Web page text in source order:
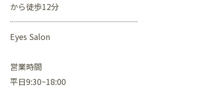
から徒歩12分
┈┈┈┈┈┈┈┈┈┈┈┈┈┈┈┈
Eyes Salon
営業時間
平日9:30~18:00